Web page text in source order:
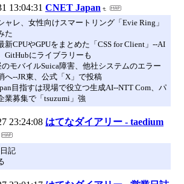
13:04:31 CNET Japan
ャレ、女性向けスマートリング「Evie Ring」
た
新CPUやGPUをまとめた「CSS for Client」--AI
GitHubにライブラリーも
モバイルSuica障害、他社システムのエラー
へ--JR東、公式「X」で投稿
目指すは現場で役立つ生成AI--NTT Com、パ
業募集で「tsuzumi」強
23:24:08 はてなダイアリー - taedium
記